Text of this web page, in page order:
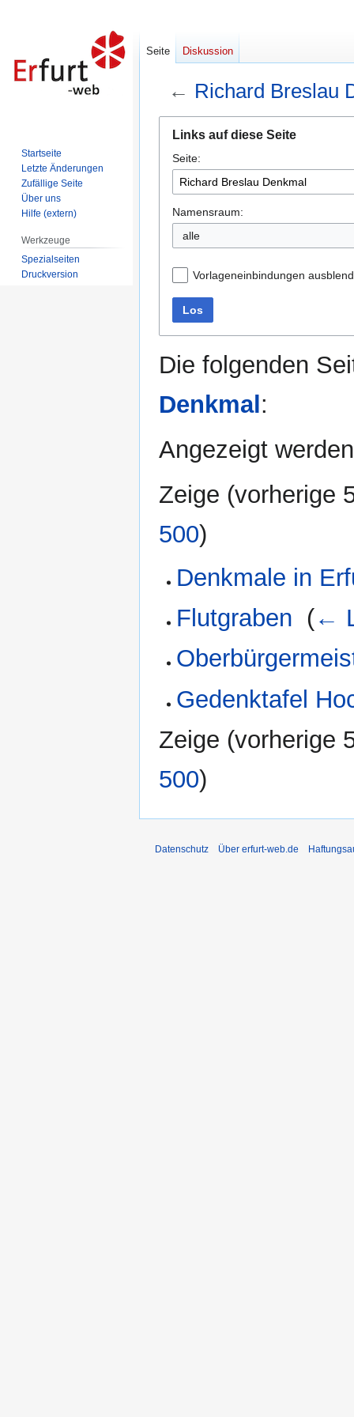
← Richard Breslau
Navigation
springen
Suche
springen
Links auf diese Seite
Seite:
Namensraum:
alle
Vorlageneinbindungen
Los
Die folgenden
Denkmal :
Angezeigt
Zeige (vorherige
500)
Denkmale in
Flutgraben (←
Gedenktafel
Zeige (vorherige
500)
Seite Diskussion
Startseite
Letzte Änderungen
Zufällige Seite
Über uns
Hilfe (extern)
Werkzeuge
Spezialseiten
Druckversion
Datenschutz Über erfurt-web.de